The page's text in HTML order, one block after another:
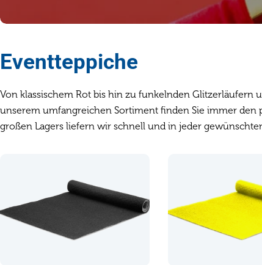
Eventteppiche
Von klassischem Rot bis hin zu funkelnden Glitzerläufern
unserem umfangreichen Sortiment finden Sie immer den
großen Lagers liefern wir schnell und in jeder